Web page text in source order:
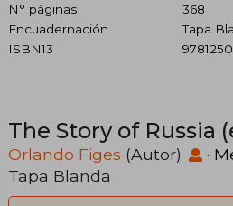
N° páginas
368
Encuadernación
Tapa
ISBN13
The Story of Russia
Orlando Figes (Autor) ·
Tapa Blanda